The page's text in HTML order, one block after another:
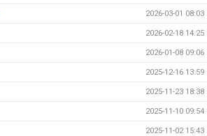
2026-03-01 08:03
2026-02-18 14:25
2026-01-08 09:06
2025-12-16 13:59
2025-11-23 18:38
2025-11-10 09:54
2025-11-02 15:43